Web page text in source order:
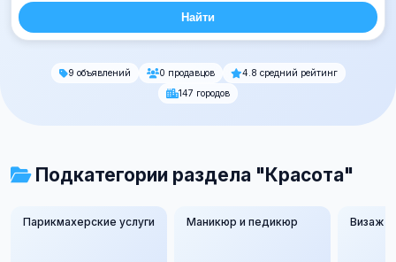
Найти
9 объявлений 0 продавцов
4.8 средний рейтинг
147 городов
Подкатегории раздела "Красота"
Парикмахерские услуги Маникюр и педикюр Визаж